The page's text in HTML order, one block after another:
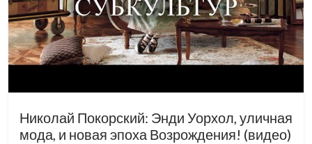
Николай Покорский: Энди Уорхол, уличная
мода, и новая эпоха Возрождения! (видео)